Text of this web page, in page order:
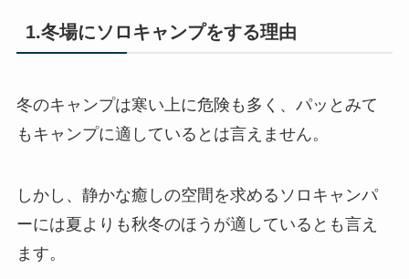
1.冬場にソロキャンプをする理由
冬のキャンプは寒い上に危険も多く、パッとみて
もキャンプに適しているとは言えません。
しかし、静かな癒しの空間を求めるソロキャンパ
ーには夏よりも秋冬のほうが適しているとも言え
ます。